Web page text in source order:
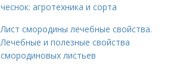
чеснок: агротехника и сорта
Лист смородины лечебные свойства.
Лечебные и полезные свойства
смородиновых листьев